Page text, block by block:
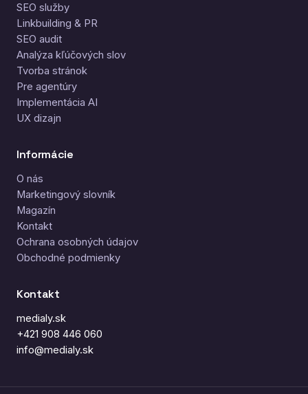
SEO služby
Linkbuilding & PR
SEO audit
Analýza kľúčových slov
Tvorba stránok
Pre agentúry
Implementácia AI
UX dizajn
Informácie
O nás
Marketingový slovník
Magazín
Kontakt
Ochrana osobných údajov
Obchodné podmienky
Kontakt
medialy.sk
+421 908 446 060
info@medialy.sk